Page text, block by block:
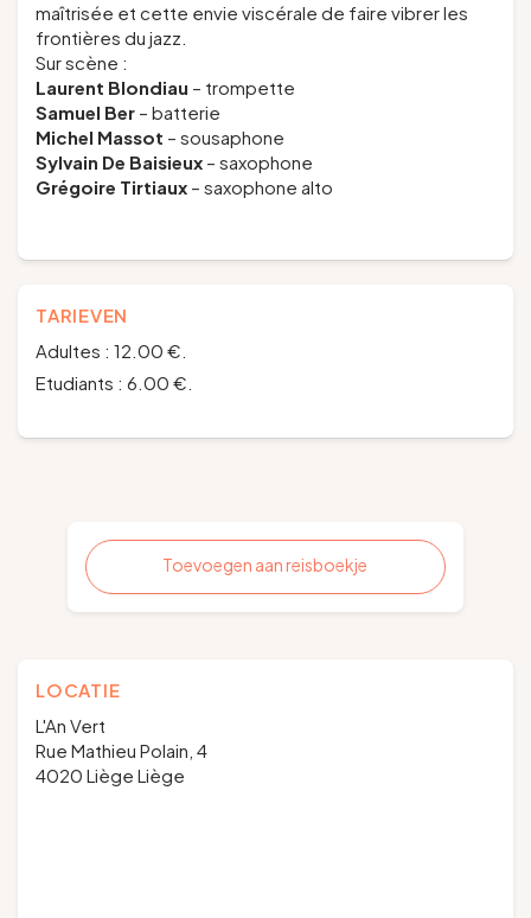
maîtrisée et cette envie viscérale de faire vibrer les
frontières du jazz.
Sur scène :
Laurent Blondiau – trompette
Samuel Ber – batterie
Michel Massot – sousaphone
Sylvain De Baisieux – saxophone
Grégoire Tirtiaux – saxophone alto
TARIEVEN
Adultes : 12.00 €.
Etudiants : 6.00 €.
Toevoegen aan reisboekje
LOCATIE
L'An Vert
Rue Mathieu Polain, 4
4020 Liège Liège